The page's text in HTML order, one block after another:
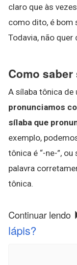
claro que às
como dito, é bom
Todavia, não
Como
A sílaba tônica de
pronunciamos
sílaba que
exemplo,
tônica é “-ne-”,
palavra
tônica.
Continuar lendo
lápis?